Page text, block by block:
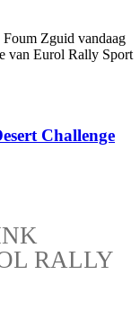
Zguid vandaag
van Eurol Rally Sport
Challenge
RALLY